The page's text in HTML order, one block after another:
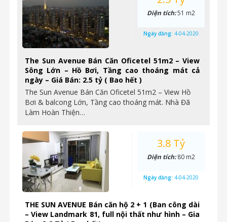
The Sun Avenue Bán Căn Oficetel 51m2 – View
Sông Lớn – Hồ Bơi, Tầng cao thoáng mát cả
ngày – Giá Bán: 2.5 tỷ ( Bao hết )
The Sun Avenue Bán Căn Oficetel 51m2 – View Hồ
Bơi & balcong Lớn, Tầng cao thoáng mát. Nhà Đã
Làm Hoàn Thiện…
Diện tích:51 m2
Ngày đăng: 4-04-2020
THE SUN AVENUE Bán căn hộ 2 + 1 (Ban công dài
– View Landmark 81, full nội thất như hình – Gia
3.8 Tỷ
Diện tích:80 m2
Ngày đăng: 4-04-2020